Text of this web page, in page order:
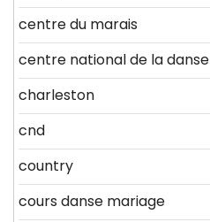
centre du marais
centre national de la danse
charleston
cnd
country
cours danse mariage